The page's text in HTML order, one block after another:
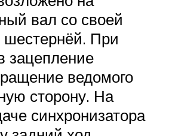
вал со своей
шестернёй. При
зацепление
ведомого
сторону. На
синхронизатора